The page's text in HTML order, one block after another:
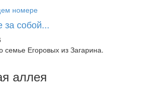
номере
собой...
семье Егоровых из Загарина.
аллея